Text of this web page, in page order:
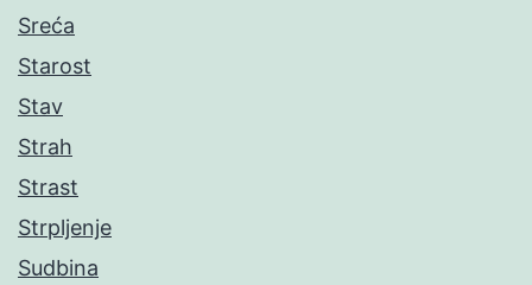
Sreća
Starost
Stav
Strah
Strast
Strpljenje
Sudbina